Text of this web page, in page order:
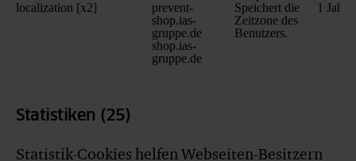
localization [x2]
prevent-
shop.ias-
gruppe.de
shop.ias-
gruppe.de
Speichert die
Zeitzone des
Benutzers.
1 Jahr
Statistiken (25)
Statistik-Cookies helfen Webseiten-Besitzern